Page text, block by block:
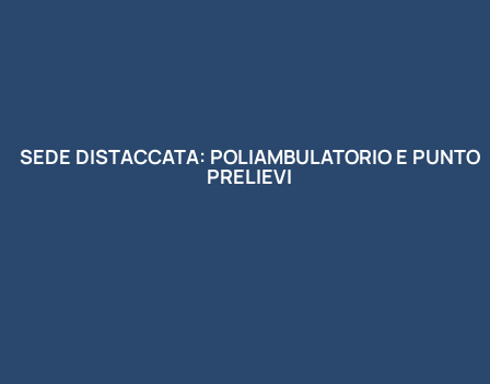
SEDE DISTACCATA: POLIAMBULATORIO E PUNTO
PRELIEVI